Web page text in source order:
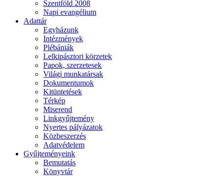
Szentföld 2008
Napi evangélium
Adattár
Egyházunk
Intézmények
Plébániák
Lelkipásztori körzetek
Papok, szerzetesek
Világi munkatársak
Dokumentumok
Kitüntetések
Térkép
Miserend
Linkgyűjtemény
Nyertes pályázatok
Közbeszerzés
Adatvédelem
Gyűjteményeink
Bemutatás
Könyvtár